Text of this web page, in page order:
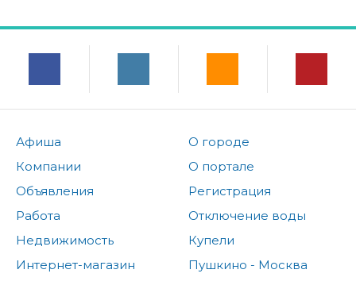
Афиша
Компании
Объявления
Работа
Недвижимость
Интернет-магазин
О городе
О портале
Регистрация
Отключение воды
Купели
Пушкино - Москва